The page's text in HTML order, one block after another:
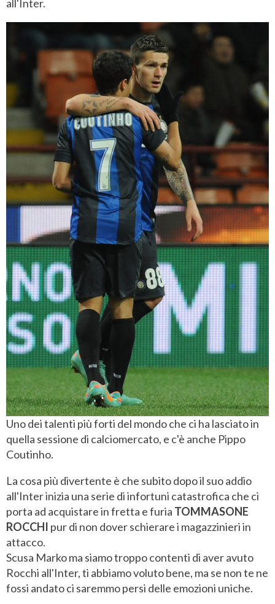
all'Inter.
Uno dei talenti più forti del mondo che ci ha lasciato in
quella sessione di calciomercato, e c'è anche Pippo
Coutinho.
La cosa più divertente è che subito dopo il suo addio
all'Inter inizia una serie di infortuni catastrofica che ci
porta ad acquistare in fretta e furia TOMMASONE
ROCCHI pur di non dover schierare i magazzinieri in
attacco.
Scusa Marko ma siamo troppo contenti di aver avuto
Rocchi all'Inter, ti abbiamo voluto bene, ma se non te ne
fossi andato ci saremmo persi delle emozioni uniche.